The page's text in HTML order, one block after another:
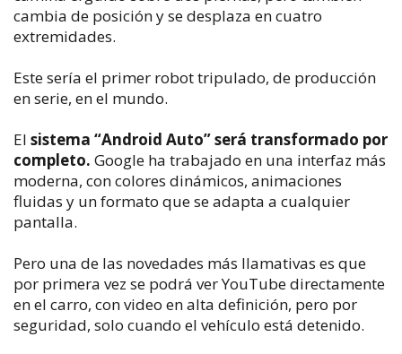
cambia de posición y se desplaza en cuatro
extremidades.
Este sería el primer robot tripulado, de producción
en serie, en el mundo.
El sistema “Android Auto” será transformado por
completo. Google ha trabajado en una interfaz más
moderna, con colores dinámicos, animaciones
fluidas y un formato que se adapta a cualquier
pantalla.
Pero una de las novedades más llamativas es que
por primera vez se podrá ver YouTube directamente
en el carro, con video en alta definición, pero por
seguridad, solo cuando el vehículo está detenido.